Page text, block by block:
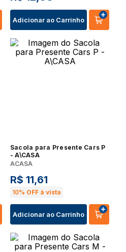
Adicionar ao Carrinho
Sacola para Presente Cars P
- A\CASA
ACASA
R$ 11,61
10% OFF à vista
Adicionar ao Carrinho